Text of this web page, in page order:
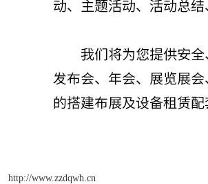
http://www.zzdqwh.cn